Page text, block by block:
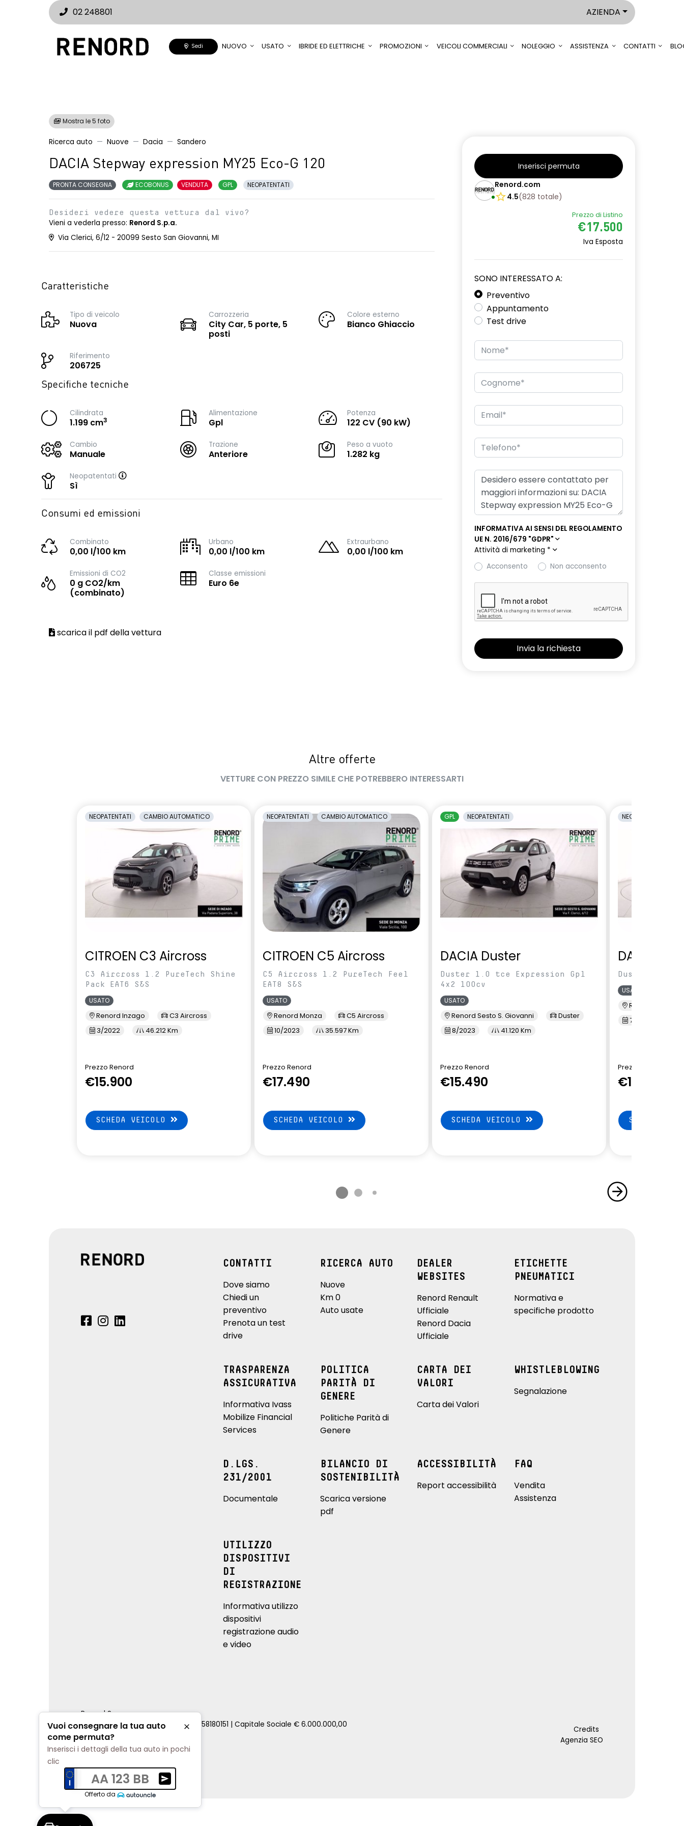
02 248801 AZIENDA
Sedi NUOVO USATO IBRIDE ED ELETTRICHE PROMOZIONI VEICOLI COMMERCIALI NOLEGGIO ASSISTENZA CONTATTI
Mostra le 5 foto
Ricerca auto Nuove Dacia Sandero
DACIA Stepway expression MY25 Eco-G 120
PRONTA CONSEGNA ECOBONUS VENDUTA GPL NEOPATENTATI
Desideri vedere questa vettura dal vivo?
Vieni a vederla presso: Renord S.p.a.
Via Clerici, 6/12 - 20099 Sesto San Giovanni, MI
Caratteristiche
Tipo di veicolo
Nuova
Carrozzeria
City Car, 5 porte, 5
posti
Colore esterno
Bianco Ghiaccio
Riferimento
206725
Specifiche tecniche
Cilindrata
1.199 cm3
Alimentazione
Gpl
Potenza
122 CV (90 kW)
Cambio
Manuale
Trazione
Anteriore
Peso a vuoto
1.282 kg
Neopatentati
Sì
Consumi ed emissioni
Combinato
0,00 l/100 km
Urbano
0,00 l/100 km
Extraurbano
0,00 l/100 km
Emissioni di CO2
0 g CO2/km
(combinato)
Classe emissioni
Euro 6e
scarica il pdf della vettura
Inserisci permuta
Renord.com
4.5(828 totale)
Prezzo di Listino
€17.500
Iva Esposta
SONO INTERESSATO A:
Preventivo
Appuntamento
Test drive
INFORMATIVA AI SENSI DEL REGOLAMENTO
UE N. 2016/679 "GDPR"
Attività di marketing *
Acconsento
Non acconsento
Altre offerte
VETTURE CON PREZZO SIMILE CHE POTREBBERO INTERESSARTI
NEOPATENTATI CAMBIO AUTOMATICO
CITROEN C3 Aircross
C3 Aircross 1.2 PureTech Shine
Pack EAT6 S&S
USATO
Renord Inzago
C3 Aircross
3/2022
46.212 Km
Prezzo Renord
€15.900
SCHEDA VEICOLO
NEOPATENTATI CAMBIO AUTOMATICO
CITROEN C5 Aircross
C5 Aircross 1.2 PureTech Feel
EAT8 S&S
USATO
Renord Monza
C5 Aircross
10/2023
35.597 Km
Prezzo Renord
€17.490
SCHEDA VEICOLO
GPL NEOPATENTATI
DACIA Duster
Duster 1.0 tce Expression Gpl
4x2 100cv
USATO
Renord Sesto S. Giovanni
Duster
8/2023
41.120 Km
Prezzo Renord
€15.490
SCHEDA VEICOLO
NEOPATENTATI
DACIA
Duster 1.0
USATO
Renord MI
7/2023
Prezzo Renord
€14.900
SCHEDA
CONTATTI
Dove siamo
Chiedi un
preventivo
Prenota un test
drive
RICERCA AUTO
Nuove
Km 0
Auto usate
DEALER
WEBSITES
Renord Renault
Ufficiale
Renord Dacia
Ufficiale
ETICHETTE
PNEUMATICI
Normativa e
specifiche prodotto
TRASPARENZA
ASSICURATIVA
Informativa Ivass
Mobilize Financial
Services
POLITICA
PARITÀ DI
GENERE
Politiche Parità di
Genere
CARTA DEI
VALORI
Carta dei Valori
WHISTLEBLOWING
Segnalazione
D.LGS.
231/2001
Documentale
BILANCIO DI
SOSTENIBILITÀ
Scarica versione
pdf
ACCESSIBILITÀ
Report accessibilità
FAQ
Vendita
Assistenza
UTILIZZO
DISPOSITIVI
DI
REGISTRAZIONE
Informativa utilizzo
dispositivi
registrazione audio
e video
Renord S.p.a.
REA Milano 810796 | P.IVA e C.F. 00858180151 | Capitale Sociale € 6.000.000,00
Cookie Policy
Privacy Policy
Impostazioni di tracciamento
Credits
Agenzia SEO
Vuoi consegnare la tua auto
come permuta?
Chiudi
Inserisci i dettagli della tua auto in pochi
clic
AA 123 BB
Ricevi una valutazione della tua auto senza impegno
Offerto da